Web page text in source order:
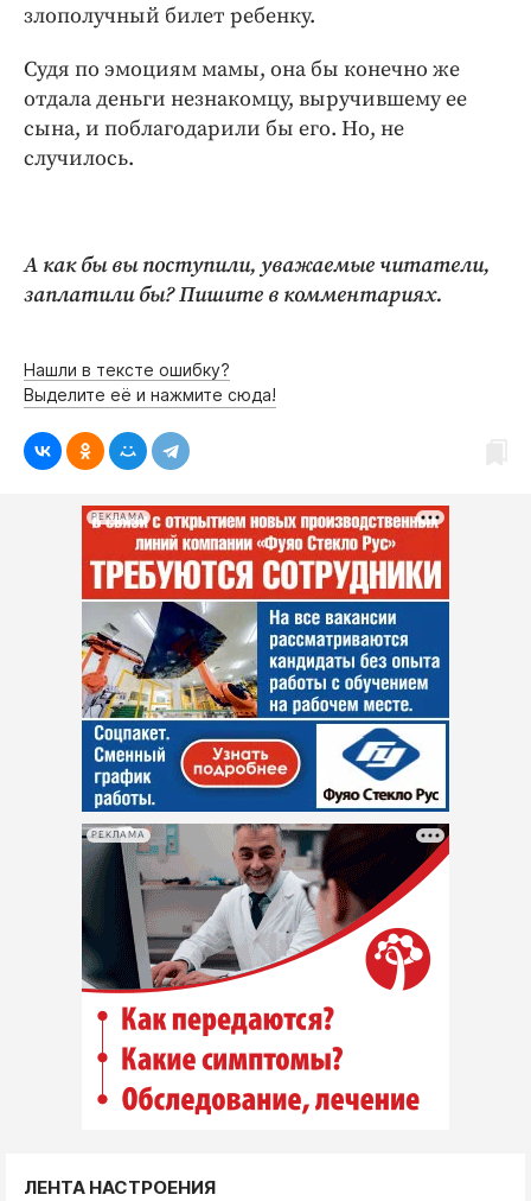
злополучный билет ребенку.
Судя по эмоциям мамы, она бы конечно же
отдала деньги незнакомцу, выручившему ее
сына, и поблагодарили бы его. Но, не
случилось.
А как бы вы поступили, уважаемые читатели,
заплатили бы? Пишите в комментариях.
Нашли в тексте ошибку?
Выделите её и нажмите сюда!
РЕКЛАМА
РЕКЛАМА
ЛЕНТА НАСТРОЕНИЯ